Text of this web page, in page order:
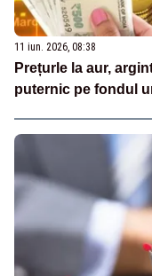
11 iun. 2026, 08:38
Prețurle la aur,
puternic pe fondul